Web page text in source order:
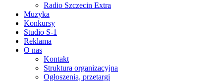
Radio Szczecin Extra
Muzyka
Konkursy
Studio S-1
Reklama
O nas
Kontakt
Struktura organizacyjna
Ogłoszenia, przetargi